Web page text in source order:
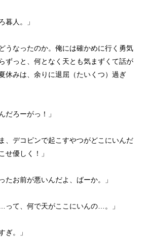
暮人。」
うなったのか。俺には確かめに行く勇気
ずっと、何となく天とも気まずくて話が
休みは、余りに退屈（たいくつ）過ぎ
だろーがっ！」
、デコピンで起こすやつがどこにいんだ
せ優しく！」
たお前が悪いんだよ、ばーか。」
って、何で天がここにいんの…。」
ぎ。」